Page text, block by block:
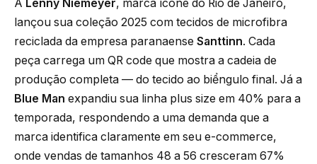
A Lenny Niemeyer, marca ícone do Rio de Janeiro,
lançou sua coleção 2025 com tecidos de microfibra
reciclada da empresa paranaense Santtinn. Cada
peça carrega um QR code que mostra a cadeia de
produção completa — do tecido ao biểngulo final. Já a
Blue Man expandiu sua linha plus size em 40% para a
temporada, respondendo a uma demanda que a
marca identifica claramente em seu e-commerce,
onde vendas de tamanhos 48 a 56 cresceram 67%